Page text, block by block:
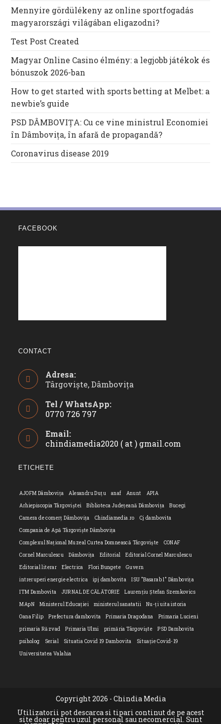
Mennyire gördülékeny az online sportfogadás
magyarországi világában eligazodni?
Test Post Created
Magyar Online Casino élmény: a legjobb játékok és
bónuszok 2026-ban
How to get started with sports betting at Melbet: a
newbie’s guide
PSD DÂMBOVIȚA: Cu ce vine ministrul Economiei
în Dâmbovița, în afară de propagandă?
Coronavirus disease 2019
FACEBOOK
CONTACT
Adresa:
Târgoviște, Dâmbovița
Tel / WhatsApp:
0770 726 797
in
your
Email:
chindiamedia2020 ( at ) gmail.com
ETICHETE
AJOFM Dâmbovița Alesandru Duțu anaf Anunt
APIA
Arhiepiscopia Târgoviștei
Biblioteca Județeană Dâmbovița
Bucegi
Camera de comerț Dâmbovița
Chindiamedia.ro
Cj dambovita
Compania de Apă Târgoviște Dâmbovița
Complexul Național Muzeal Curtea Domnească Târgoviște
CONAF
Cornel Marculescu
Dâmbovița Editorial
Editorial Cornel Marculescu
Editorial literar
Electrica Flori Bungete
Guvern
intreruperi energie electrica
ipj dambovita
ISU "Basarab I" Dâmbovița
ITM Dambovita
JURNAL DE CĂLĂTORIE
Laurențiu Ștefan Szemkovics
MApN
Ministerul Educației ministerul sanatatii
Nu-ți uita istoria
Oana Filip
Prefectura dambovita Primaria Dragodana
Primaria Lucieni
primaria Răzvad
Primaria Ulmi primăria Târgoviște
PSD Dambovita
psiholog
Serial Situatia Covid 19 Dambovita
Situație Covid-19
Universitatea Valahia
Copyright 2026 - Chindia Media
Utilizatorii pot descarca si tipari continut de pe acest
site doar pentru uzul personal sau necomercial. Sunt